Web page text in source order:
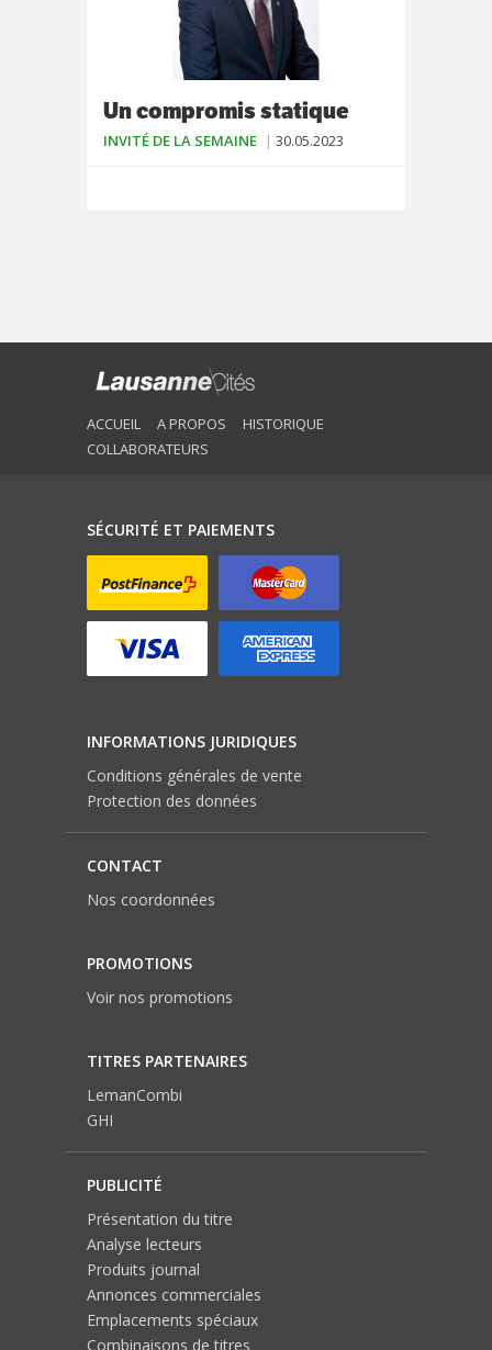
Un compromis statique
INVITÉ DE LA SEMAINE 30.05.2023
ACCUEIL A PROPOS
HISTORIQUE
COLLABORATEURS
SÉCURITÉ ET PAIEMENTS
INFORMATIONS JURIDIQUES
Conditions générales de vente
Protection des données
CONTACT
Nos coordonnées
PROMOTIONS
Voir nos promotions
TITRES PARTENAIRES
LemanCombi
GHI
PUBLICITÉ
Présentation du titre
Analyse lecteurs
Produits journal
Annonces commerciales
Emplacements spéciaux
Combinaisons de titres